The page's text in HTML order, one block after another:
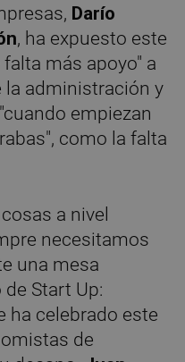
Darío
, ha expuesto este
más apoyo" a
la administración y
empiezan
como la falta
a nivel
necesitamos
una mesa
Start Up:
ha celebrado este
de